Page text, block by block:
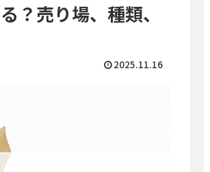
？売り場、種類、
2025.11.16